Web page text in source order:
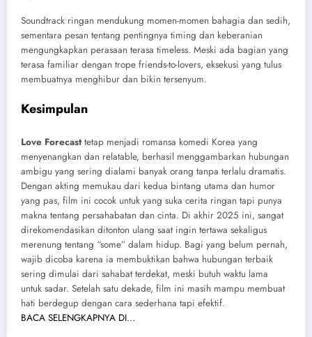
Soundtrack ringan mendukung momen-momen bahagia dan sedih,
sementara pesan tentang pentingnya timing dan keberanian
mengungkapkan perasaan terasa timeless. Meski ada bagian yang
terasa familiar dengan trope friends-to-lovers, eksekusi yang tulus
membuatnya menghibur dan bikin tersenyum.
Kesimpulan
Love Forecasttetap menjadi romansa komedi Korea yang
menyenangkan dan relatable, berhasil menggambarkan hubungan
ambigu yang sering dialami banyak orang tanpa terlalu dramatis.
Dengan akting memukau dari kedua bintang utama dan humor
yang pas, film ini cocok untuk yang suka cerita ringan tapi punya
makna tentang persahabatan dan cinta. Di akhir 2025 ini, sangat
direkomendasikan ditonton ulang saat ingin tertawa sekaligus
merenung tentang “some” dalam hidup. Bagi yang belum pernah,
wajib dicoba karena ia membuktikan bahwa hubungan terbaik
sering dimulai dari sahabat terdekat, meski butuh waktu lama
untuk sadar. Setelah satu dekade, film ini masih mampu membuat
hati berdegup dengan cara sederhana tapi efektif.
BACA SELENGKAPNYA DI…